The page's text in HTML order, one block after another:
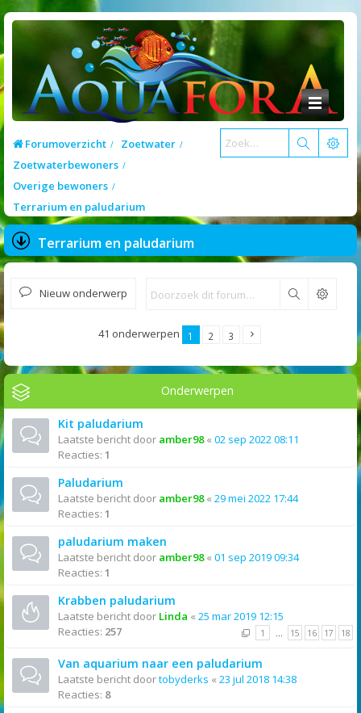
Forumoverzicht
Zoetwater
Zoetwaterbewoners
Overige bewoners
Terrarium en paludarium
Terrarium en paludarium
Nieuw onderwerp Zoek
41 onderwerpen 1 2 3
Onderwerpen
Kit paludarium
Laatste bericht door amber98« 02 sep 2022 08:11
Reacties: 1
Paludarium
Laatste bericht door amber98« 29 mei 2022 17:44
Reacties: 1
paludarium maken
Laatste bericht door amber98« 01 sep 2019 09:34
Reacties: 1
Krabben paludarium
Laatste bericht door Linda « 25 mar 2019 12:15
Reacties: 257 1 … 15 16 17 18
Van aquarium naar een paludarium
Laatste bericht doortobyderks « 23 jul 2018 14:38
Reacties: 8